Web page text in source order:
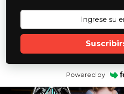
Powered by